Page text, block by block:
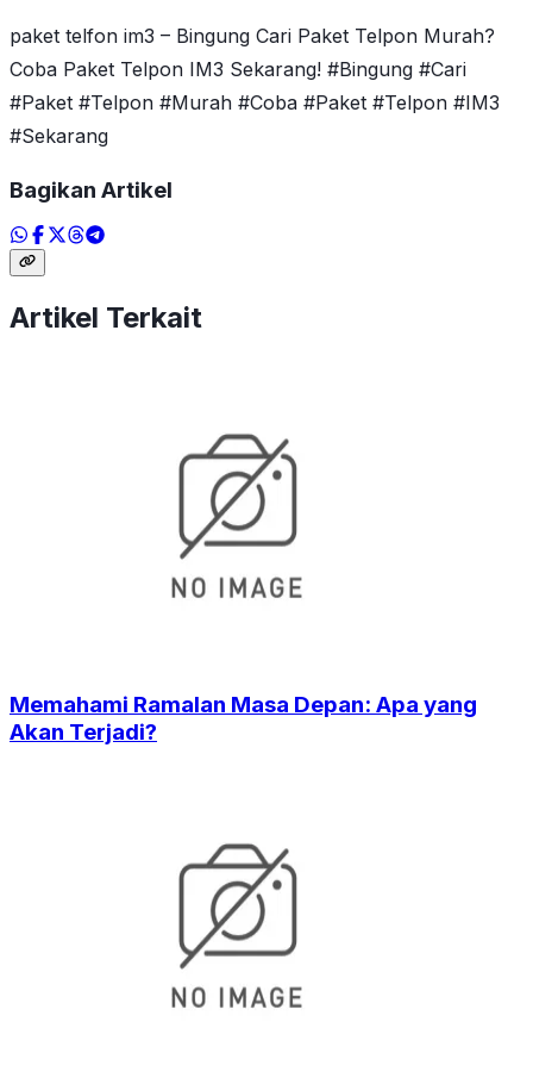
paket telfon im3 – Bingung Cari Paket Telpon Murah?
Coba Paket Telpon IM3 Sekarang! #Bingung #Cari
#Paket #Telpon #Murah #Coba #Paket #Telpon #IM3
#Sekarang
Bagikan Artikel
Artikel Terkait
Memahami Ramalan Masa Depan: Apa yang
Akan Terjadi?